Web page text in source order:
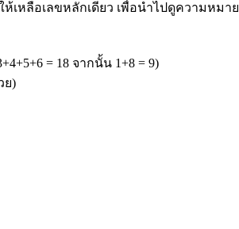
หลือเลขหลักเดียว เพื่อนำไปดูความหม
= 18 จากนั้น 1+8 = 9)
ย)